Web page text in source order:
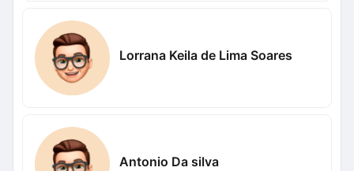
Lorrana Keila de Lima Soares
Antonio Da silva